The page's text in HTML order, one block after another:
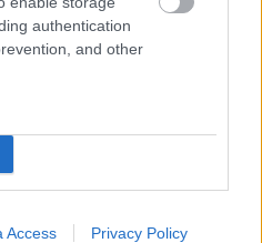
authentication
and other
Access Privacy Policy